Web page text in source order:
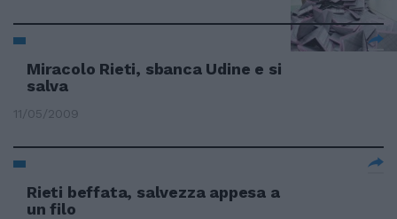
Miracolo Rieti, sbanca Udine e si
salva
11/05/2009
Rieti beffata, salvezza appesa a
un filo